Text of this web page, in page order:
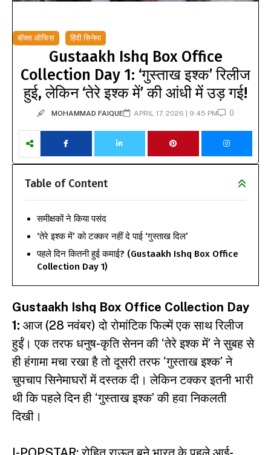
बॉक्स ऑफिस हिंदी सिनेमा
Gustaakh Ishq Box Office
Collection Day 1: ‘गुस्ताख इश्क’ रिलीज
हुई, लेकिन ‘तेरे इश्क में’ की आंधी में उड़ गई!
MOHAMMAD FAIQUE APRIL 17, 2026 | 9:45 PM 0
Table of Content
समीक्षकों ने किया पसंद
‘तेरे इश्क में’ को टक्कर नहीं दे पाई ‘गुस्ताख दिल’
पहले दिन कितनी हुई कमाई? (Gustaakh Ishq Box Office
Collection Day 1)
Gustaakh Ishq Box Office Collection Day
1: आज (28 नवंबर) दो रोमांटिक फिल्में एक साथ रिलीज
हुईं। एक तरफ धनुष-कृति सेनन की ‘तेरे इश्क में’ ने सुबह से
ही हंगामा मचा रखा है तो दूसरी तरफ ‘गुस्ताख इश्क’ने
चुपचाप सिनेमाघरों में दस्तक दी। लेकिन टक्कर इतनी भारी
थी कि पहले दिन ही ‘गुस्ताख इश्क’ की हवा निकलती
दिखी।